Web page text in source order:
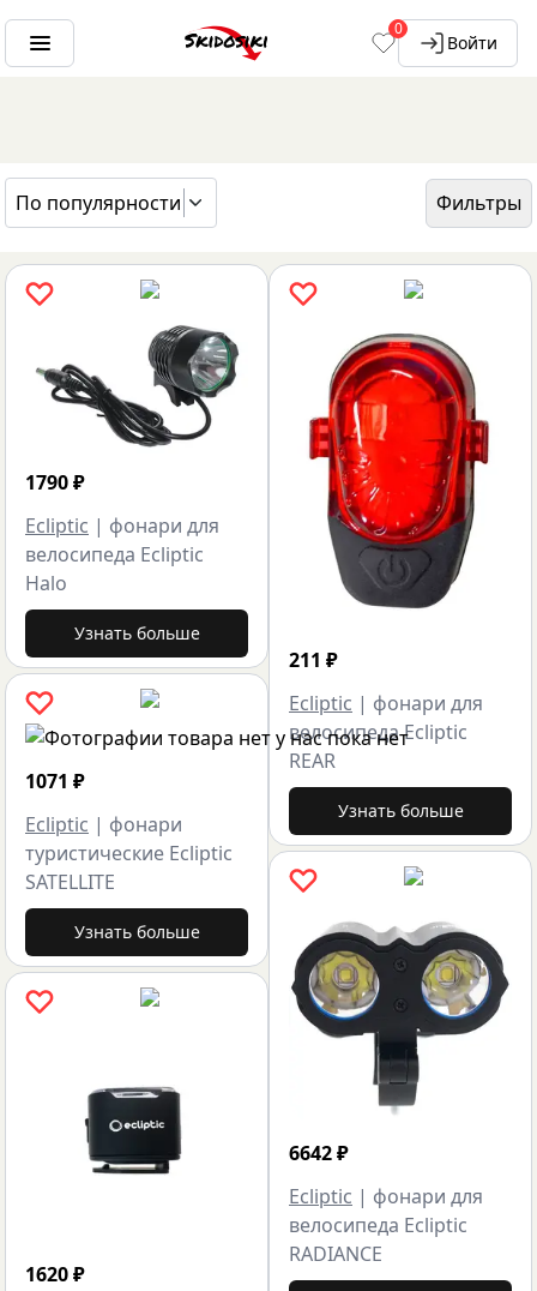
0
Войти
По популярности
Фильтры
ГЛАВНАЯ
БРЕНДЫ
1790₽
Ecliptic | фонари для
велосипеда Ecliptic
Halo
Узнать больше
1071 ₽
Ecliptic | фонари
туристические Ecliptic
SATELLITE
Узнать больше
1620₽
211 ₽
Ecliptic | фонари для
велосипеда Ecliptic
REAR
Узнать больше
6642₽
Ecliptic | фонари для
велосипеда Ecliptic
RADIANCE